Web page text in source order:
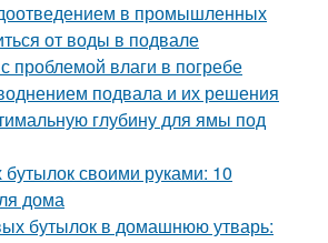
в промышленных
от воды в подвале
проблемой влаги в погребе
подвала и их решения
глубину для ямы под
своими руками: 10
дома
бутылок в домашнюю утварь: